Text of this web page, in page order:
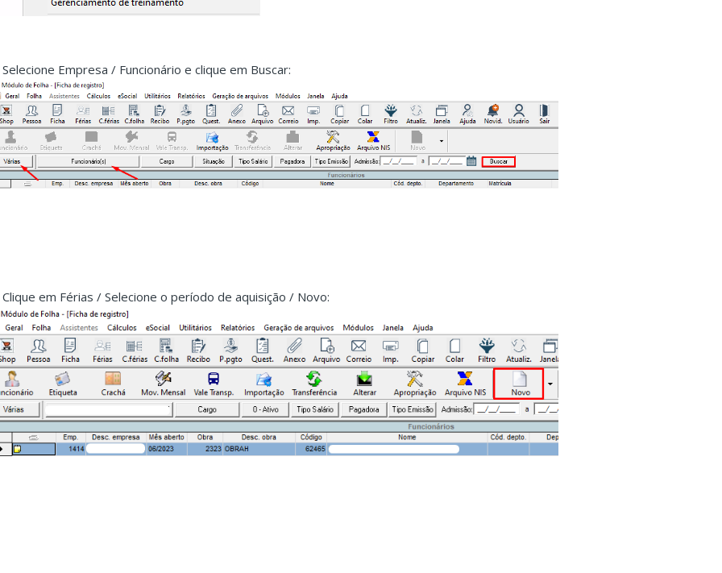
Selecione Empresa / Funcionário e clique em Buscar:
Clique em Férias / Selecione o período de aquisição / Novo: